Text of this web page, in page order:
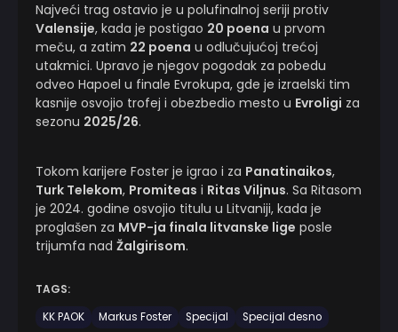
Najveći trag ostavio je u polufinalnoj seriji protiv
Valensije, kada je postigao 20 poena u prvom
meču, a zatim 22 poena u odlučujućoj trećoj
utakmici. Upravo je njegov pogodak za pobedu
odveo Hapoel u finale Evrokupa, gde je izraelski tim
kasnije osvojio trofej i obezbedio mesto u Evroligi za
sezonu 2025/26.
Tokom karijere Foster je igrao i za Panatinaikos,
Turk Telekom, Promiteas i Ritas Viljnus. Sa Ritasom
je 2024. godine osvojio titulu u Litvaniji, kada je
proglašen za MVP-ja finala litvanske lige posle
trijumfa nad Žalgirisom.
TAGS:
KK PAOK
Markus Foster Specijal Specijal desno